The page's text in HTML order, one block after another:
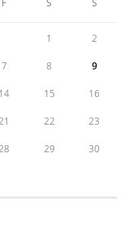
F S S
1 2
7 8 9
14 15 16
22 23
29 30